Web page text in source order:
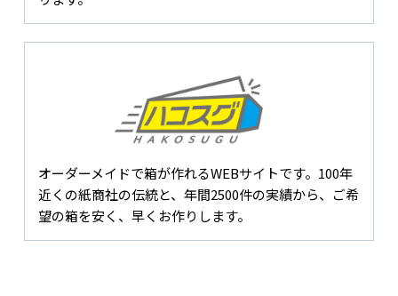
オーダーメイドで箱が作れるWEBサイトです。100年
近くの紙商社の伝統と、年間2500件の実績から、ご希
望の箱を安く、早くお作りします。